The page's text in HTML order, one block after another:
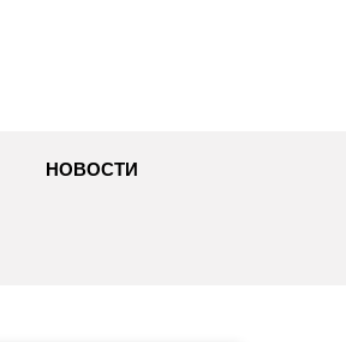
НОВОСТИ